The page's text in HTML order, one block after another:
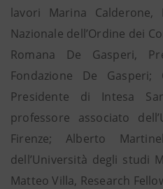
lavori Marina Calderone,
Nazionale dell’Ordine dei
Romana De Gasperi,
Fondazione De Gasperi;
Presidente di Intesa
professore associato
Firenze; Alberto
dell’Università degli studi
Matteo Villa, Research